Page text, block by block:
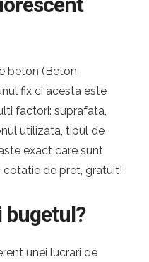
beton (Beton
fix ci acesta este
factori: suprafata,
utilizata, tipul de
exact care sunt
de pret, gratuit!
bugetul?
unei lucrari de